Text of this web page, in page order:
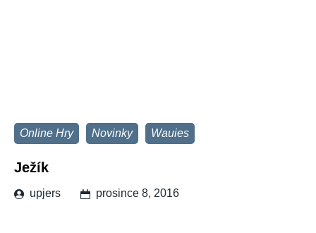
Online Hry Novinky Wauies
Ježík
upjers prosince 8, 2016